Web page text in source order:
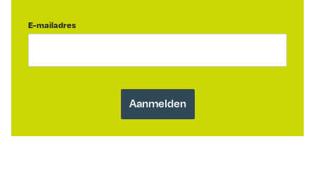
E-mailadres